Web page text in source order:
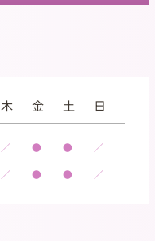
木 金 土 日
／ ● ● ／
／ ● ● ／